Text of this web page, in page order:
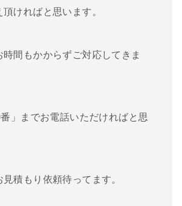
ければと思います。
間もかからずご対応してきま
」までお電話いただければと思
見積もり依頼待ってます。